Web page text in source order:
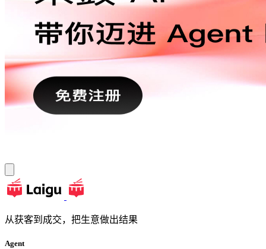
从获客到成交，把生意做出结果
Agent